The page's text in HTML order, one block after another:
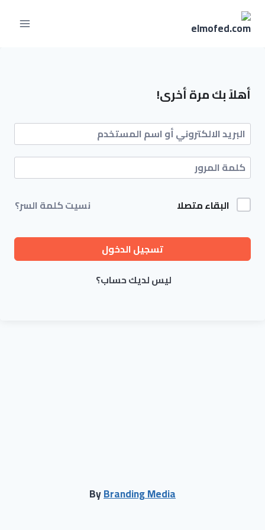
أهلاً بك مرة أخرى!
البقاء متصلا نسيت كلمة السر؟
تسجيل الدخول
ليس لديك حساب؟
ByBranding Media